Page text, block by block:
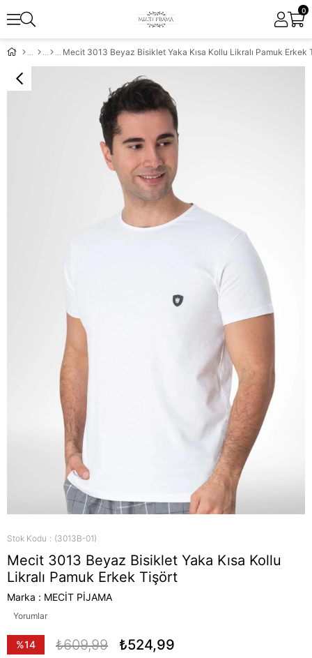
0
Mecit 3013 Beyaz Bisiklet Yaka Kısa Kollu Likralı Pamuk Erkek
Stok Kodu (3013B-01)
Mecit 3013 Beyaz Bisiklet Yaka Kısa Kollu
Likralı Pamuk Erkek Tişört
Marka : MECİT PİJAMA
Yorumlar
%14
₺609,99 ₺524,99